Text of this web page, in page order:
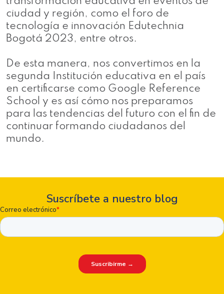
ciudad y región, como el foro de
tecnología e innovación Edutechnia
Bogotá 2023, entre otros.
De esta manera, nos convertimos en la
segunda Institución educativa en el país
en certificarse como Google Reference
School y es así cómo nos preparamos
para las tendencias del futuro con el fin de
continuar formando ciudadanos del
mundo.
Suscríbete a nuestro blog